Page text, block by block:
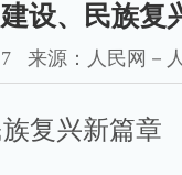
设、民族复
来源：人民网－
复兴新篇章